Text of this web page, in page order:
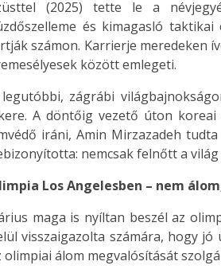
(2025) tette le a
és kimagasló
számon. Karrierje meredeken
között emlegeti.
zágrábi
A döntőig vezető úton
iráni, Amin Mirzazadeh
nemcsak felnőtt a
Los Angelesben – nem
maga is nyíltan beszél az
visszaigazolta számára, hogy
olimpiai álom megvalósítását